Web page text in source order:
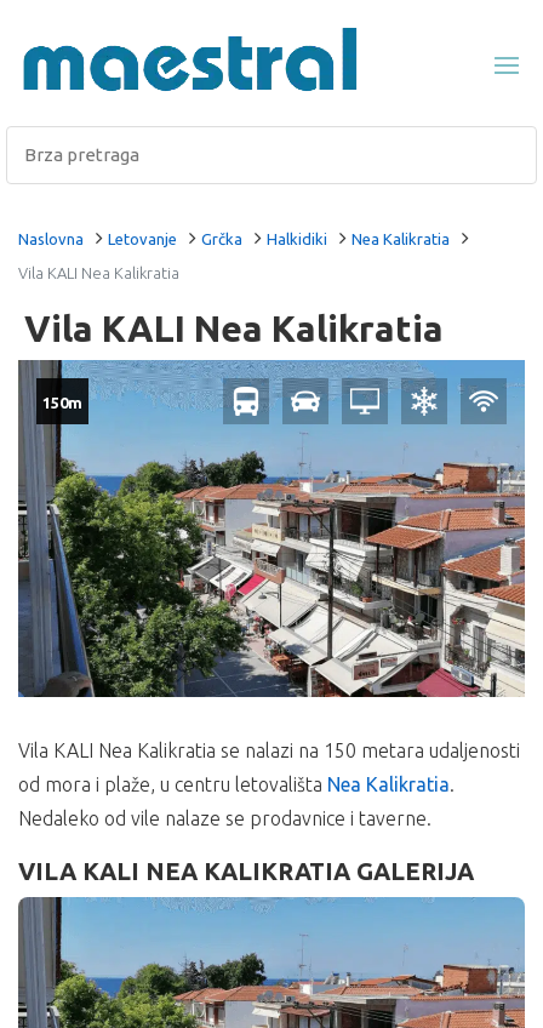
Naslovna Letovanje Grčka Halkidiki
Nea Kalikratia
Vila KALI Nea Kalikratia
Vila KALI Nea Kalikratia
150m
Vila KALI Nea Kalikratia se nalazi na 150 metara udaljenosti
od mora i plaže, u centru letovališta Nea Kalikratia.
Nedaleko od vile nalaze se prodavnice i taverne.
VILA KALI NEA KALIKRATIA GALERIJA